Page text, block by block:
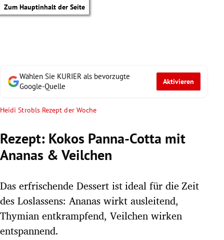
Zum Hauptinhalt der Seite
Untermenü
Untermenü
Wählen Sie KURIER als bevorzugte
Google-Quelle
Aktivieren
Heidi Strobls Rezept der Woche
Rezept: Kokos Panna-Cotta mit
Ananas & Veilchen
Das erfrischende Dessert ist ideal für die Zeit
des Loslassens: Ananas wirkt ausleitend,
Thymian entkrampfend, Veilchen wirken
entspannend.